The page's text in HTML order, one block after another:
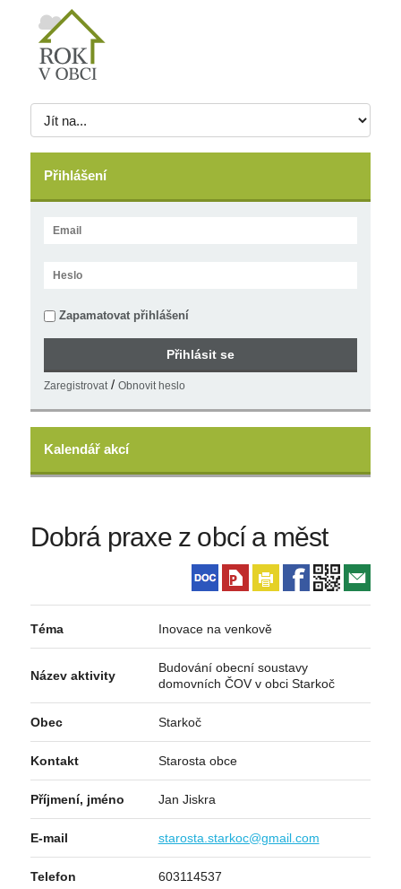
Přihlášení
Zapamatovat přihlášení
Zaregistrovat/ Obnovit heslo
Kalendář akcí
Dobrá praxe z obcí a měst
Téma Inovace na venkově
Název aktivity
Budování obecní soustavy
domovních ČOV v obci Starkoč
Obec Starkoč
Kontakt Starosta obce
Příjmení, jméno Jan Jiskra
E-mail starosta.starkoc@gmail.com
Telefon 603114537